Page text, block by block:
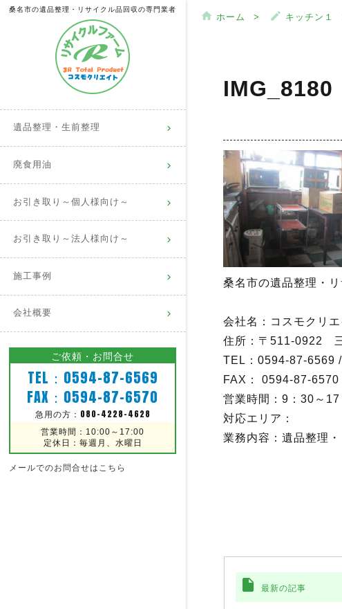
桑名市の遺品整理・リサイクル品回収の専門業者
遺品整理・生前整理
廃食用油
お引き取り～個人様向け～
お引き取り～法人様向け～
施工事例
会社概要
ご依頼・お問合せ
TEL：0594-87-6569
FAX：0594-87-6570
急用の方： 080-4228-4628
営業時間：10:00～17:00
定休日：毎週月、水曜日
メールでのお問合せはこちら
home ホーム mode_edit キッチン１
IMG_8180
桑名市の遺品整理・
会社名：コスモクリエ
住所：〒511-0922
TEL：0594-87-6569
FAX： 0594-87-6570
営業時間：9：30～
対応エリア：
業務内容：遺品整理
insert_drive_file 最新の記事